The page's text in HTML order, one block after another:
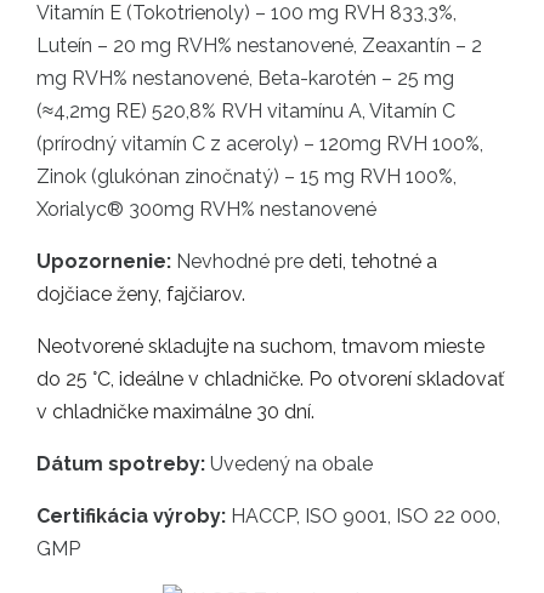
Vitamín E (Tokotrienoly) – 100 mg RVH 833,3%,
Luteín – 20 mg RVH% nestanovené, Zeaxantín – 2
mg RVH% nestanovené, Beta-karotén – 25 mg
(≈4,2mg RE) 520,8% RVH vitamínu A, Vitamín C
(prírodný vitamín C z aceroly) – 120mg RVH 100%,
Zinok (glukónan zinočnatý) – 15 mg RVH 100%,
Xorialyc® 300mg RVH% nestanovené
Upozornenie: Nevhodné pre deti, tehotné a
dojčiace ženy, fajčiarov.
Neotvorené skladujte na suchom, tmavom mieste
do 25 °C, ideálne v chladničke. Po otvorení skladovať
v chladničke maximálne 30 dní.
Dátum spotreby: Uvedený na obale
Certifikácia výroby: HACCP, ISO 9001, ISO 22 000,
GMP